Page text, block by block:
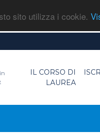
sito utilizza i cookie.
IL CORSO DI
LAUREA